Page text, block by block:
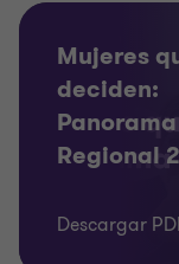
Mujeres
deciden:
Panorama
Regional
Descargar